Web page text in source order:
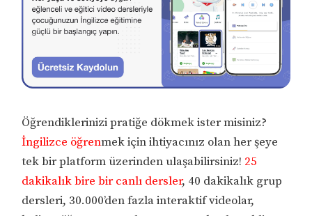
Öğrendiklerinizi pratiğe dökmek ister misiniz?
İngilizce öğrenmek için ihtiyacınız olan her şeye
tek bir platform üzerinden ulaşabilirsiniz! 25
dakikalık bire bir canlı dersler, 40 dakikalık grup
dersleri, 30.000’den fazla interaktif videolar,